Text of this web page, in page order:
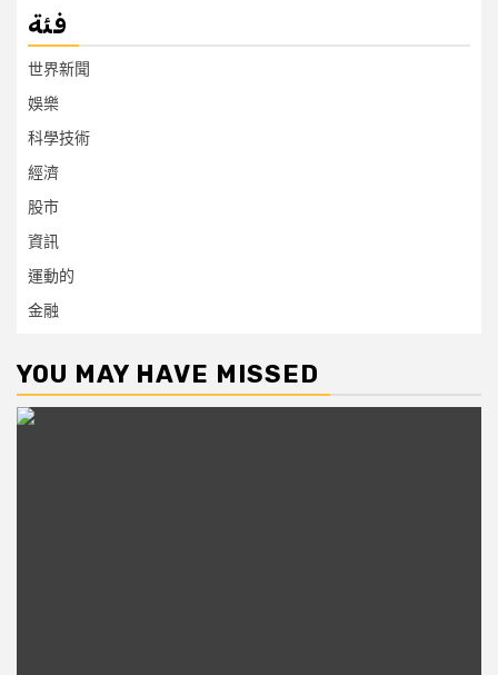
فئة
世界新聞
娛樂
科學技術
經濟
股市
資訊
運動的
金融
YOU MAY HAVE MISSED